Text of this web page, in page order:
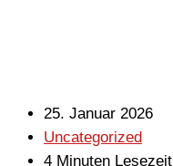
25. Januar 2026
Uncategorized
4 Minuten Lesezeit